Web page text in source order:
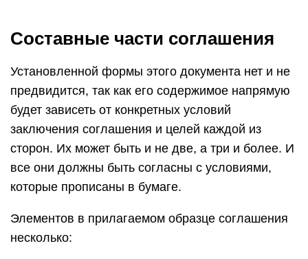
Составные части соглашения
Установленной формы этого документа нет и не
предвидится, так как его содержимое напрямую
будет зависеть от конкретных условий
заключения соглашения и целей каждой из
сторон. Их может быть и не две, а три и более. И
все они должны быть согласны с условиями,
которые прописаны в бумаге.
Элементов в прилагаемом образце соглашения
несколько: